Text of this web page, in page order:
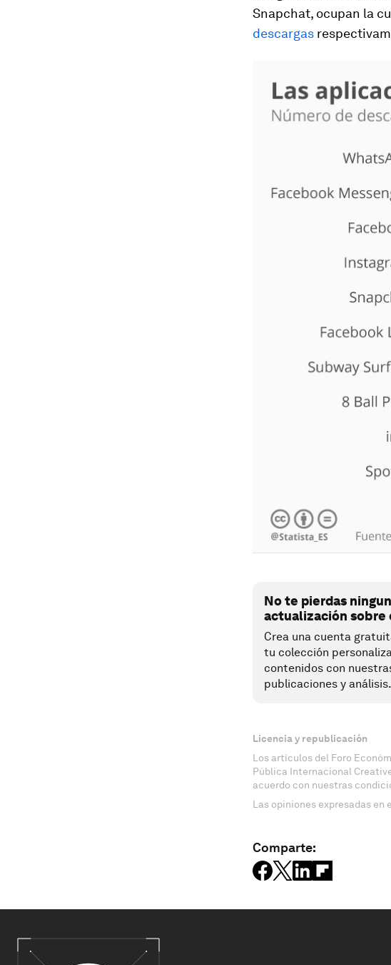
Snapchat, ocupan la
descargas
No te pierdas
actualización sobre
Crea una cuenta
tu colección
contenidos con
publicaciones y análisis.
Licencia y republicación
Los artículos del Foro
Pública Internacional
acuerdo con nuestras
Las opiniones expresadas
Comparte: